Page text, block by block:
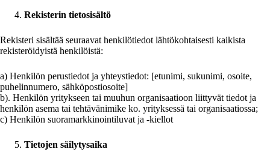
Rekisterin tietosisältö
Rekisteri sisältää seuraavat henkilötiedot lähtökohtaisesti kaikista
rekisteröidyistä henkilöistä:
a) Henkilön perustiedot ja yhteystiedot: [etunimi, sukunimi, osoite,
puhelinnumero, sähköpostiosoite]
b). Henkilön yritykseen tai muuhun organisaatioon liittyvät tiedot ja
henkilön asema tai tehtävänimike ko. yrityksessä tai organisaatiossa;
c) Henkilön suoramarkkinointiluvat ja -kiellot
Tietojen säilytysaika